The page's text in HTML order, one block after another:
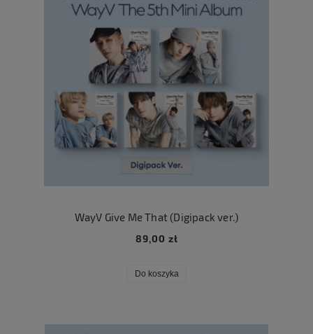
WayV Give Me That (Digipack ver.)
89,00 zł
Do koszyka